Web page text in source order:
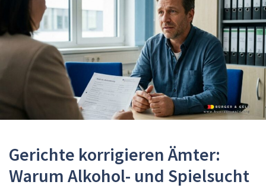
Gerichte korrigieren Ämter:
Warum Alkohol- und Spielsucht